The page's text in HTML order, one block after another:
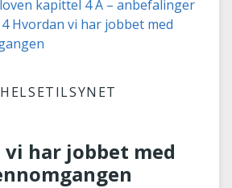
kapittel 4 A – anbefalinger
4 Hvordan vi har jobbet med
vi har jobbet med